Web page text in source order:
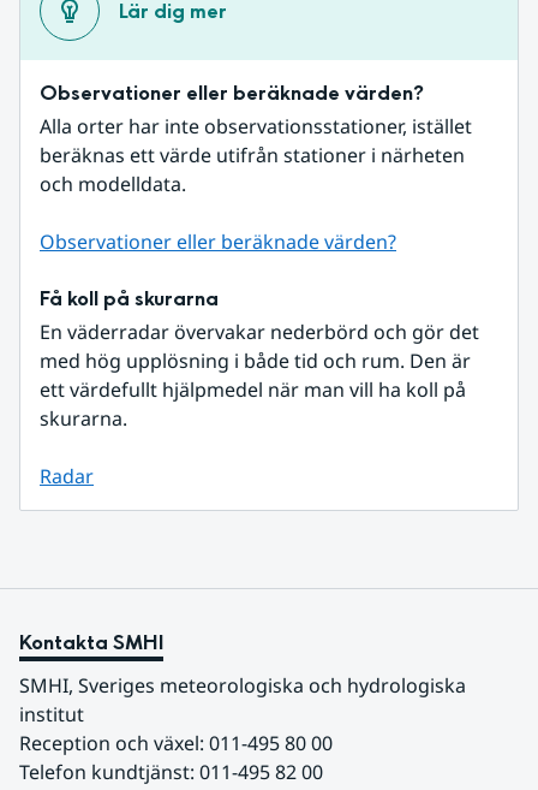
Lär dig mer
Observationer eller beräknade värden?
Alla orter har inte observationsstationer, istället
beräknas ett värde utifrån stationer i närheten
och modelldata.
Observationer eller beräknade värden?
Få koll på skurarna
En väderradar övervakar nederbörd och gör det
med hög upplösning i både tid och rum. Den är
ett värdefullt hjälpmedel när man vill ha koll på
skurarna.
Radar
Kontakta SMHI
SMHI, Sveriges meteorologiska och hydrologiska
institut
Reception och växel: 011-495 80 00
Telefon kundtjänst: 011-495 82 00